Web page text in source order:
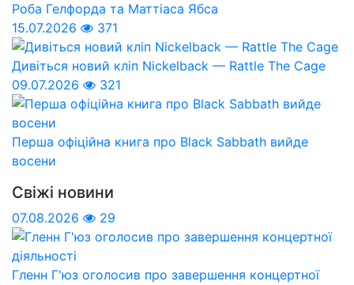
Роба Гелфорда та Маттіаса Ябса
15.07.2026
371
Дивіться новий кліп Nickelback — Rattle The Cage
09.07.2026
321
Перша офіційна книга про Black Sabbath вийде
восени
Свіжі новини
07.08.2026 29
Гленн Г'юз оголосив про завершення концертної